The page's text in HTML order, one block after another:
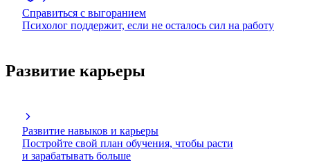
Справиться с выгоранием
Психолог поддержит, если не осталось сил на работу
Развитие карьеры
Развитие навыков и карьеры
Постройте свой план обучения, чтобы расти
и зарабатывать больше